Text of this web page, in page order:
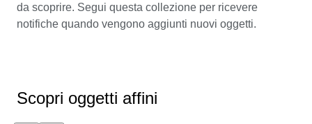
da scoprire. Segui questa collezione per ricevere
notifiche quando vengono aggiunti nuovi oggetti.
Scopri oggetti affini